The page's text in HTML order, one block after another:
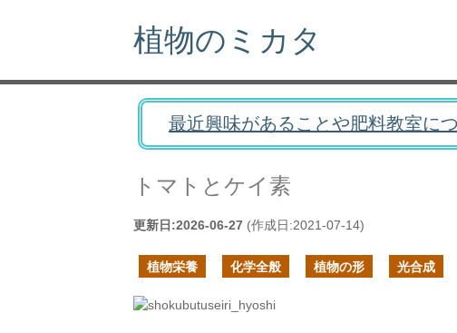
植物のミカタ
最近興味があることや肥料教室に
トマトとケイ素
更新日:2026-06-27 (作成日:2021-07-14)
植物栄養 化学全般 植物の形 光合成